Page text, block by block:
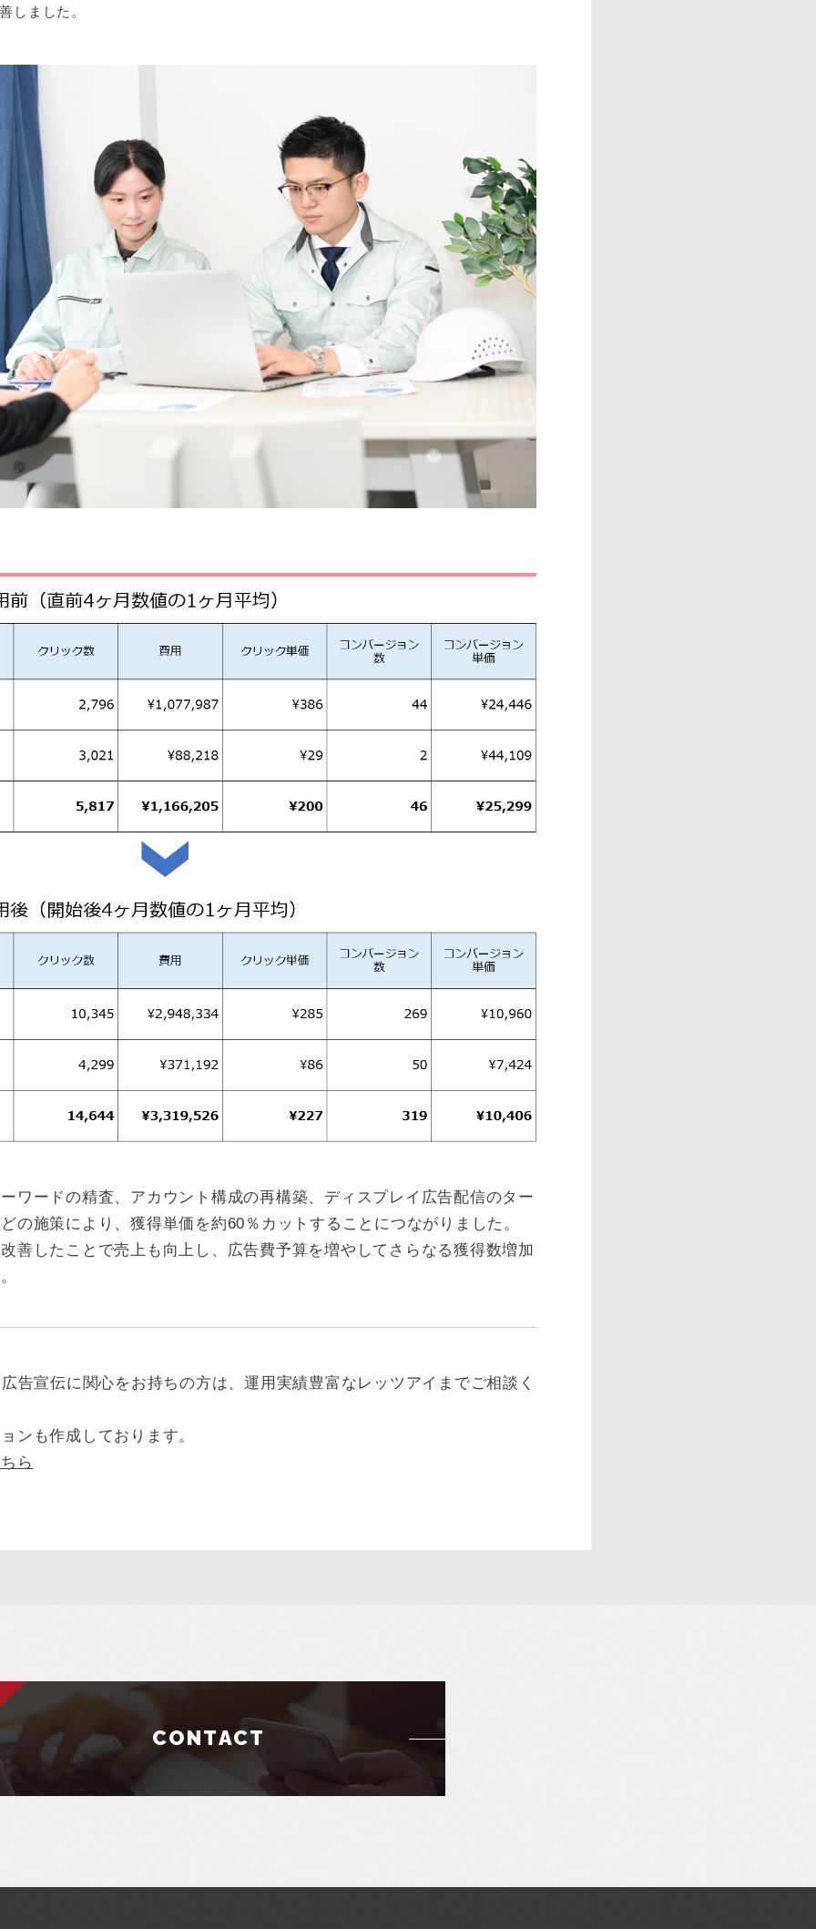
しました。
ードの精査、アカウント構成の再構築、ディスプレイ広告配信のター
の施策により、獲得単価を約60％カットすることにつながりました。
したことで売上も向上し、広告費予算を増やしてさらなる獲得数増加
告宣伝に関心をお持ちの方は、運用実績豊富なレッツアイまでご相談く
ンも作成しております。
ら
CONTACT